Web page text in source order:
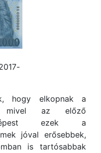
hogy elkopnak a
mivel az előző
képest ezek a
jóval erősebbek,
is tartósabbak